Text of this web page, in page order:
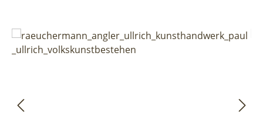
Bildergalerie überspringen